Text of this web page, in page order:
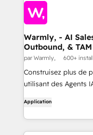
Warmly, - AI
Outbound, & TAM
par Warmly, 600+
Construisez plus de
utilisant des Agents
travers les emails,
les leads chauds sur
Prospection Inbound
Application